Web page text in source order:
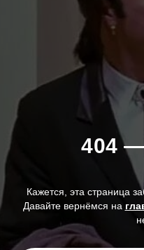
404
Кажется, эта страница
Давайте вернёмся на